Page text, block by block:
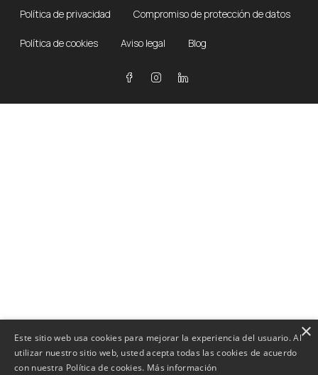
Política de privacidad Compromiso de protección de datos
Política de cookies Aviso legal Blog
×
Este sitio web usa cookies para mejorar la experiencia del usuario. Al
utilizar nuestro sitio web, usted acepta todas las cookies de acuerdo
con nuestra Política de cookies. Más información